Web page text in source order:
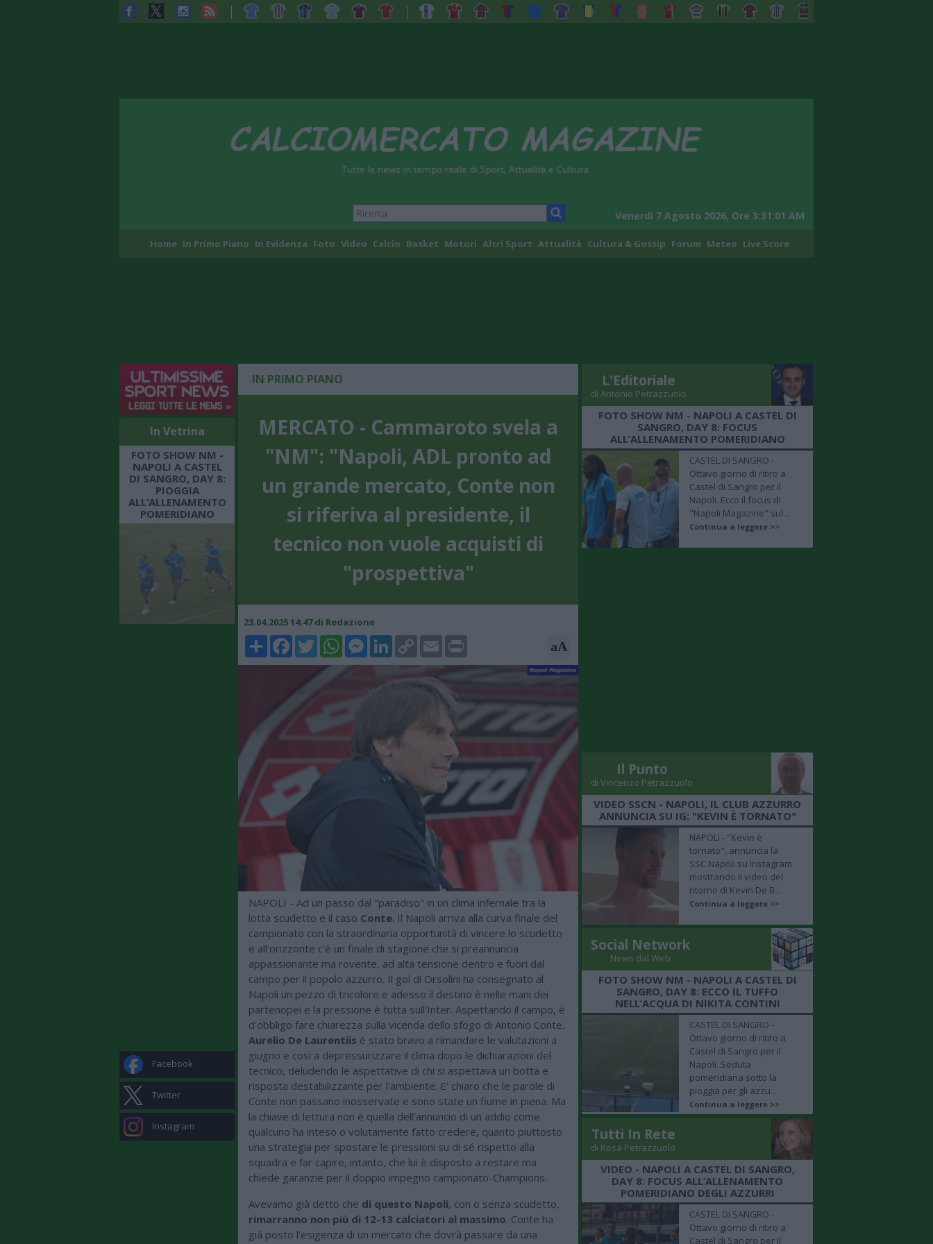
Venerdì 7 Agosto 2026, Ore 3:31:02 AM
Home In Primo Piano In Evidenza Foto Video Calcio Basket Motori Altri Sport Attualità Cultura & Gossip Forum Meteo Live Score
In Vetrina
FOTO SHOW NM -
NAPOLI A CASTEL
DI SANGRO, DAY 8:
PIOGGIA
ALL’ALLENAMENTO
POMERIDIANO
Facebook
Twitter
Instagram
IN PRIMO PIANO
MERCATO - Cammaroto svela a
"NM": "Napoli, ADL pronto ad
un grande mercato, Conte non
si riferiva al presidente, il
tecnico non vuole acquisti di
"prospettiva"
23.04.2025 14:47 di Redazione
ShareFacebookTwitterWhatsAppMessenger
LinkedIn
Copy
Link
Email Print aA
NAPOLI - Ad un passo dal "paradiso" in un clima infernale tra la
lotta scudetto e il caso Conte. Il Napoli arriva alla curva finale del
campionato con la straordinaria opportunità di vincere lo scudetto
e all'orizzonte c'è un finale di stagione che si preannuncia
appassionante ma rovente, ad alta tensione dentro e fuori dal
campo per il popolo azzurro. Il gol di Orsolini ha consegnato al
Napoli un pezzo di tricolore e adesso il destino è nelle mani dei
partenopei e la pressione è tutta sull'Inter. Aspettando il campo, è
d'obbligo fare chiarezza sulla vicenda dello sfogo di Antonio Conte.
Aurelio De Laurentiis è stato bravo a rimandare le valutazioni a
giugno e così a depressurizzare il clima dopo le dichiarazioni del
tecnico, deludendo le aspettative di chi si aspettava un botta e
risposta destabilizzante per l'ambiente. E' chiaro che le parole di
Conte non passano inosservate e sono state un fiume in piena. Ma
la chiave di lettura non è quella dell'annuncio di un addio come
qualcuno ha inteso o volutamente fatto credere, quanto piuttosto
una strategia per spostare le pressioni su di sé rispetto alla
squadra e far capire, intanto, che lui è disposto a restare ma
chiede garanzie per il doppio impegno campionato-Champions.
Avevamo già detto che di questo Napoli, con o senza scudetto,
rimarranno non più di 12-13 calciatori al massimo. Conte ha
già posto l'esigenza di un mercato che dovrà passare da una
L'Editoriale
di Antonio Petrazzuolo
FOTO SHOW NM - NAPOLI A CASTEL DI
SANGRO, DAY 8: FOCUS
ALL’ALLENAMENTO POMERIDIANO
CASTEL DI SANGRO -
Ottavo giorno di ritiro a
Castel di Sangro per il
Napoli. Ecco il focus di
"Napoli Magazine" sul...
Continua a leggere >>
Il Punto
di Vincenzo Petrazzuolo
VIDEO SSCN - NAPOLI, IL CLUB AZZURRO
ANNUNCIA SU IG: "KEVIN È TORNATO"
NAPOLI - "Kevin è
tornato", annuncia la
SSC Napoli su Instagram
mostrando il video del
ritorno di Kevin De B...
Continua a leggere >>
Social Network
News dal Web
FOTO SHOW NM - NAPOLI A CASTEL DI
SANGRO, DAY 8: ECCO IL TUFFO
NELL’ACQUA DI NIKITA CONTINI
CASTEL DI SANGRO -
Ottavo giorno di ritiro a
Castel di Sangro per il
Napoli. Seduta
pomeridiana sotto la
pioggia per gli azzu...
Continua a leggere >>
Tutti In Rete
di Rosa Petrazzuolo
VIDEO - NAPOLI A CASTEL DI SANGRO,
DAY 8: FOCUS ALL’ALLENAMENTO
POMERIDIANO DEGLI AZZURRI
CASTEL DI SANGRO -
Ottavo giorno di ritiro a
Castel di Sangro per il